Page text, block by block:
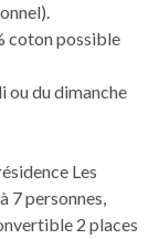
coton possible
ou du dimanche
Les
7 personnes,
2 places